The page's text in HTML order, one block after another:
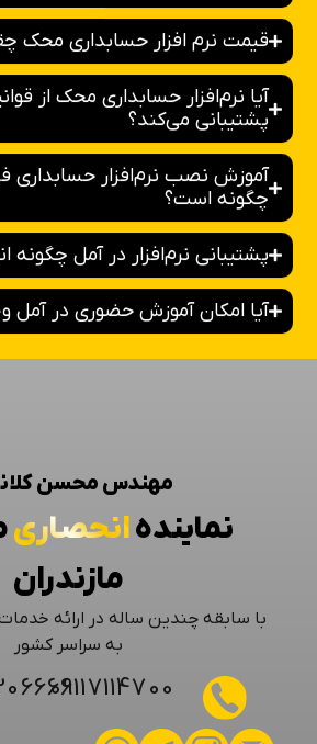
قیمت نرم افزار حسابداری محک
آیا نرم‌افزار حسابداری محک از
پشتیبانی می‌کند؟
آموزش نصب نرم‌افزار
چگونه است؟
پشتیبانی نرم‌افزار در آمل چگونه
آیا امکان آموزش حضوری در آمل
مهندس محسن
نمایندهانحصاری
مازندران
با سابقه چندین ساله در ارائه
به سراسر کشور
09117114700